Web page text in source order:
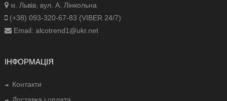
м
. Львів, вул. А. Лінкольна
(+38) 093-320-67-83 (VIBER 24/7)
Email: alcotrend1@ukr.net
ІНФОРМАЦІЯ
Контакти
Доставка і оплата